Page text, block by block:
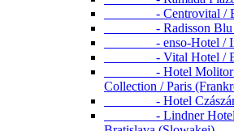
- Centrovital /
- Radisson Blu
- enso-Hotel /
- Vital Hotel /
- Hotel Molitor
Collection / Paris
- Hotel Czászár/
- Lindner Hotel